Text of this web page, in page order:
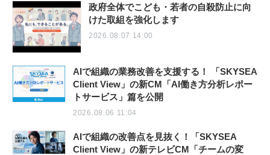
政府全体でこども・若者の自殺防止に向
けた取組を強化します
2026.08.07 14:00
AIで組織の業務改善を支援する！ 「SKYSEA
Client View」の新CM「AI働き方分析レポー
トサービス」篇を公開
2026.08.06 11:04
AIで組織の改善点を見抜く！「SKYSEA
Client View」の新テレビCM「チームの変